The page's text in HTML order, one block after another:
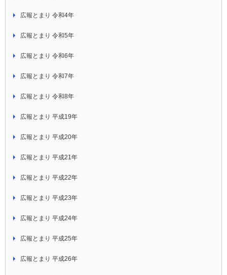
広報とまり 令和4年
広報とまり 令和5年
広報とまり 令和6年
広報とまり 令和7年
広報とまり 令和8年
広報とまり 平成19年
広報とまり 平成20年
広報とまり 平成21年
広報とまり 平成22年
広報とまり 平成23年
広報とまり 平成24年
広報とまり 平成25年
広報とまり 平成26年